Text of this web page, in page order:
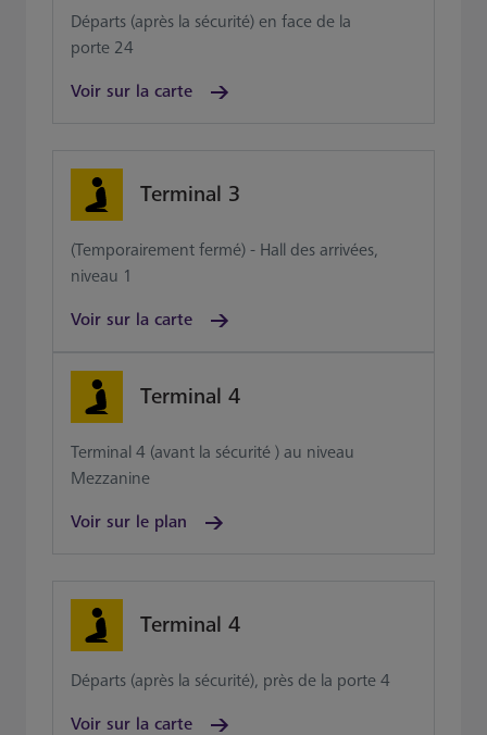
Départs (après la sécurité) en face de la
porte 24
Voir sur la carte
Terminal 3
(Temporairement fermé) - Hall des arrivées,
niveau 1
Voir sur la carte
Terminal 4
Terminal 4 (avant la sécurité ) au niveau
Mezzanine
Voir sur le plan
Terminal 4
Départs (après la sécurité), près de la porte 4
Voir sur la carte